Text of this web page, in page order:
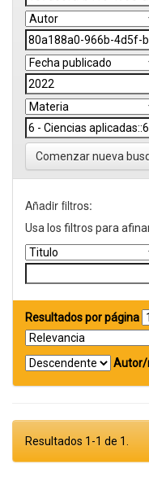
Comenzar nueva
Añadir filtros:
Usa los filtros para
Resultados por página
Autor/
Resultados 1-1 de 1.